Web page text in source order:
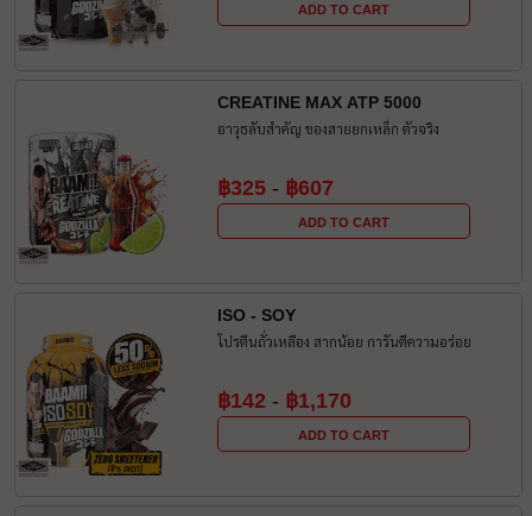
ADD TO CART
CREATINE MAX ATP 5000
อาวุธลับสำคัญ ของสายยกเหล็ก ตัวจริง
฿325 - ฿607
ADD TO CART
ISO - SOY
โปรตีนถั่วเหลือง สากน้อย การันตีความอร่อย
฿142 - ฿1,170
ADD TO CART